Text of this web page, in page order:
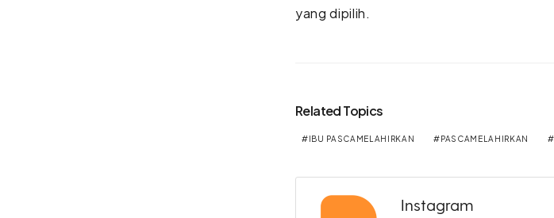
yang dipilih.
Related Topics
IBU PASCAMELAHIRKAN PASCAMELAHIRKAN
Instagram